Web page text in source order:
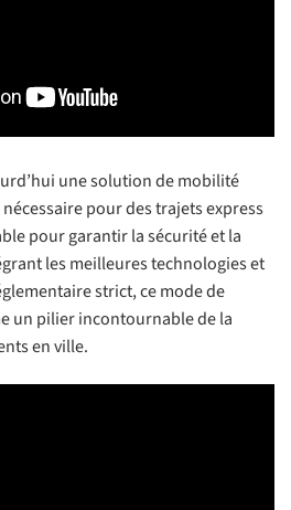
une solution de mobilité
pour des trajets express
pour garantir la sécurité et la
les meilleures technologies et
strict, ce mode de
un pilier incontournable de la
en ville.